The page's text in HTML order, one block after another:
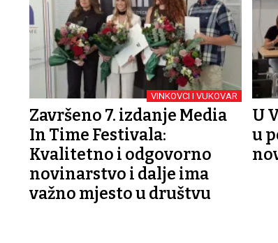
VINKOVCI I VUKOVAR
Završeno 7. izdanje Media
In Time Festivala:
Kvalitetno i odgovorno
novinarstvo i dalje ima
važno mjesto u društvu
U
u